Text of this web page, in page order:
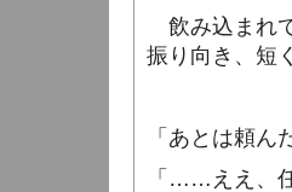
飲み込まれ
振り向き、短
「あとは頼ん
「……ええ、